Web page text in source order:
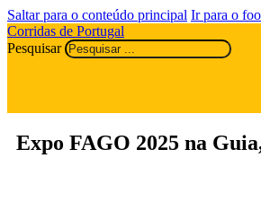
Saltar para o conteúdo principal Ir para o
Corridas de Portugal
Pesquisar
Expo FAGO 2025 na